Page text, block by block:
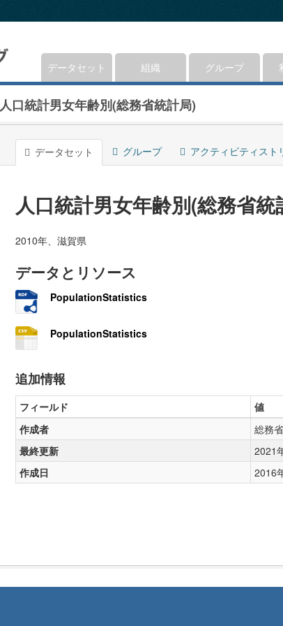
データセット 組織 グループ
人口統計男女年齢別(総務省統計局)
データセット グループ アクティビティスト
人口統計男女年齢別(総務省統
2010年、滋賀県
データとリソース
PopulationStatistics
PopulationStatistics
追加情報
フィールド
値
作成者
総務
最終更新
2021
作成日
2016